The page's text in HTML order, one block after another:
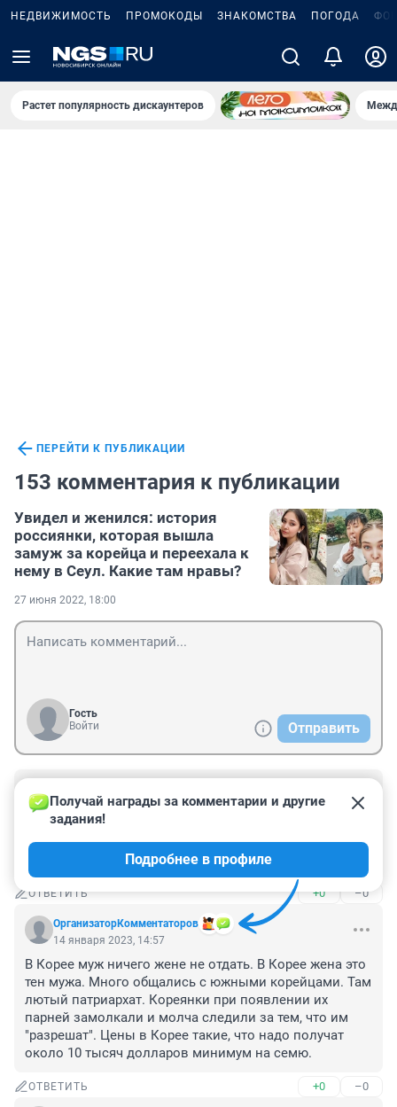
НЕДВИЖИМОСТЬ ПРОМОКОДЫ ЗНАКОМСТВА ПОГОДА
Растет популярность дискаунтеров
ПЕРЕЙТИ К ПУБЛИКАЦИИ
153 комментария к публикации
Увидел и женился: история
россиянки, которая вышла
замуж за корейца и переехала к
нему в Сеул. Какие там нравы?
27 июня 2022, 18:00
Гость
Войти
Отправить
7 марта 2024, 03:23
Некоторые считают страну бедной, за чертой
бедности надо бы им уточнить. А не бедной Москва
ОТВЕТИТЬ +0 –0
ОрганизаторКомментаторов
Получай награды за комментарии и другие
задания!
Подробнее в профиле
14 января 2023, 14:57
В Корее муж ничего жене не отдать. В Корее жена это
тен мужа. Много общались с южными корейцами. Там
лютый патриархат. Кореянки при появлении их
парней замолкали и молча следили за тем, что им
"разрешат". Цены в Корее такие, что надо получат
около 10 тысяч долларов минимум на семю.
ОТВЕТИТЬ +0 –0